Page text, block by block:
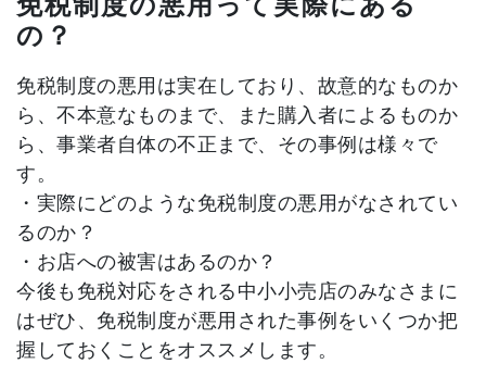
免税制度の悪用って実際にある
の？
免税制度の悪用は実在しており、故意的なものか
ら、不本意なものまで、また購入者によるものか
ら、事業者自体の不正まで、その事例は様々で
す。
・実際にどのような免税制度の悪用がなされてい
るのか？
・お店への被害はあるのか？
今後も免税対応をされる中小小売店のみなさまに
はぜひ、免税制度が悪用された事例をいくつか把
握しておくことをオススメします。